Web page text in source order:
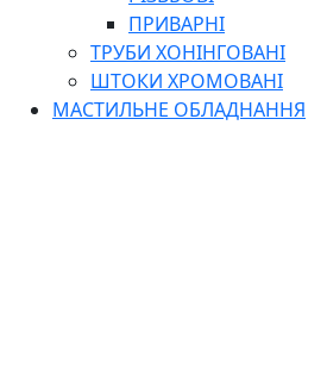
ПРИВАРНІ
ТРУБИ ХОНІНГОВАНІ
ШТОКИ ХРОМОВАНІ
МАСТИЛЬНЕ ОБЛАДНАННЯ